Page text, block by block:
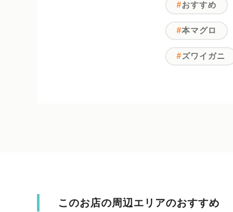
おすすめ
本マグロ
ズワイガニ
このお店の周辺エリアのおすすめ